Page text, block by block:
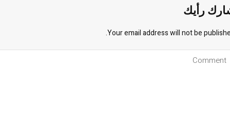
رأيك
Your email address will not be